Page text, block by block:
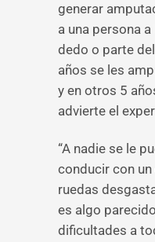
generar
a una persona
dedo o parte
años se les
y en otros 5
advierte el
“A nadie se le
conducir con
ruedas
es algo
dificultades a